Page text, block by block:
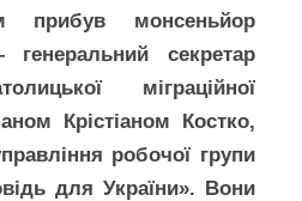
прибув монсеньйор
генеральний секретар
міграційної
Крістіаном Костко,
робочої групи
для України». Вони